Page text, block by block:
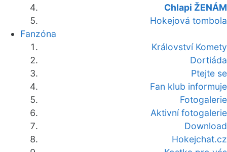
Chlapi ŽENÁM
Hokejová tombola
Fanzóna
Království Komety
Dortiáda
Ptejte se
Fan klub informuje
Fotogalerie
Aktivní fotogalerie
Download
Hokejchat.cz